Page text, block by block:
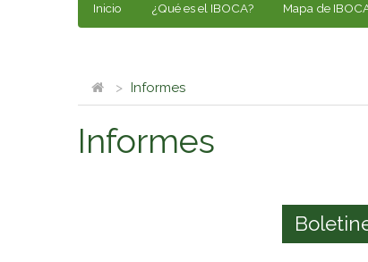
Inicio ¿Qué es el IBOCA? Mapa de
Informes
Informes